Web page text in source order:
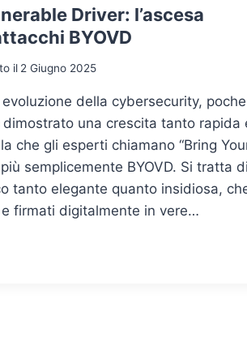
Driver: l’ascesa
BYOVD
il 2 Giugno 2025
della cybersecurity, poche
una crescita tanto rapida
che gli esperti chiamano “Bring
semplicemente BYOVD. Si tratta
tanto elegante quanto insidiosa,
firmati digitalmente in vere…